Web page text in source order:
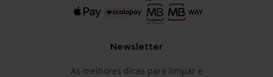
Newsletter
As melhores dicas para limpar e